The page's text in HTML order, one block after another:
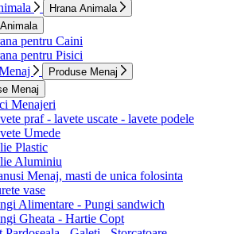
Hrana Animala
pentru Caini
pentru Pisici
Produse Menaj
Menaj
Menajeri
praf - lavete uscate - lavete podele
Umede
Plastic
Aluminiu
Menaj, masti de unica folosinta
vase
Alimentare - Pungi sandwich
Gheata - Hartie Copt